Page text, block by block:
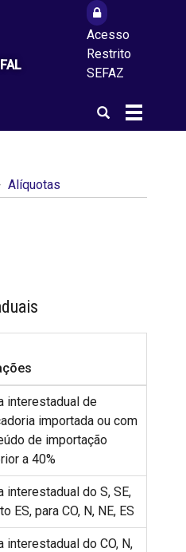
Acesso
Restrito
SEFAZ
Alterna
a
Abrir
a
Alíquotas
interestadual de
importada ou com
de importação
a 40%
interestadual do S, SE,
ES, para CO, N, NE, ES
interestadual do CO, N,